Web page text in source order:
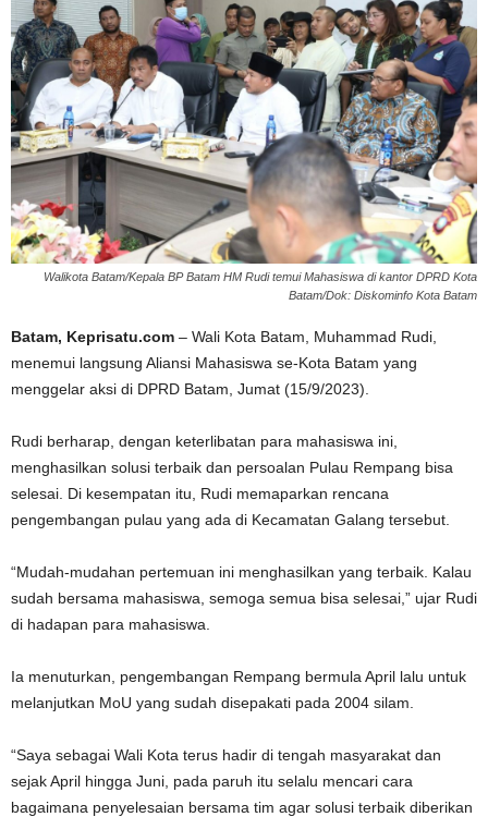
Walikota Batam/Kepala BP Batam HM Rudi temui Mahasiswa di kantor DPRD Kota
Batam/Dok: Diskominfo Kota Batam
Batam, Keprisatu.com – Wali Kota Batam, Muhammad Rudi,
menemui langsung Aliansi Mahasiswa se-Kota Batam yang
menggelar aksi di DPRD Batam, Jumat (15/9/2023).
Rudi berharap, dengan keterlibatan para mahasiswa ini,
menghasilkan solusi terbaik dan persoalan Pulau Rempang bisa
selesai. Di kesempatan itu, Rudi memaparkan rencana
pengembangan pulau yang ada di Kecamatan Galang tersebut.
“Mudah-mudahan pertemuan ini menghasilkan yang terbaik. Kalau
sudah bersama mahasiswa, semoga semua bisa selesai,” ujar Rudi
di hadapan para mahasiswa.
Ia menuturkan, pengembangan Rempang bermula April lalu untuk
melanjutkan MoU yang sudah disepakati pada 2004 silam.
“Saya sebagai Wali Kota terus hadir di tengah masyarakat dan
sejak April hingga Juni, pada paruh itu selalu mencari cara
bagaimana penyelesaian bersama tim agar solusi terbaik diberikan